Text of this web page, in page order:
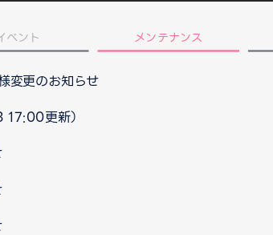
ベント メンテナンス
変更のお知らせ
更新）